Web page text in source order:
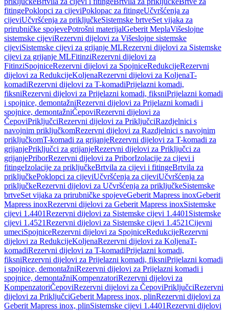
fitingePoklopci za cijeviPoklopac za fitingeUčvršćenja za
cijeviUčvršćenja za priključkeSistemske brtveSet vijaka za
prirubničke spojevePotrošni materijalGeberit MeplaVišeslojne
sistemske cijeviRezervni dijelovi za Višeslojne sistemske
cijeviSistemske cijevi za grijanje MLRezervni dijelovi za Sistemske
cijevi za grijanje MLFitinziRezervni dijelovi za
FitinziSpojniceRezervni dijelovi za SpojniceRedukcijeRezervni
dijelovi za RedukcijeKoljenaRezervni dijelovi za KoljenaT-
komadiRezervni dijelovi za T-komadiPrijelazni komadi,
fiksniRezervni dijelovi za Prijelazni komadi, fiksniPrijelazni komadi
i spojnice, demontažniRezervni dijelovi za Prijelazni komadi i
spojnice, demontažniČepoviRezervni dijelovi za
ČepoviPriključciRezervni dijelovi za PriključciRazdjelnici s
navojnim priključkomRezervni dijelovi za Razdjelnici s navojnim
priključkomT-komadi za grijanjeRezervni dijelovi za T-komadi za
grijanjePriključci za grijanjeRezervni dijelovi za Priključci za
grijanjePriborRezervni dijelovi za PriborIzolacije za cijevi i
fitingeIzolacije za priključkeBrtvila za cijevi i fitingeBrtvila za
priključkePoklopci za cijeviUčvršćenja za cijeviUčvršćenja za
priključkeRezervni dijelovi za Učvršćenja za priključkeSistemske
brtveSet vijaka za prirubničke spojeveGeberit Mapress inoxGeberit
Mapress inoxRezervni dijelovi za Geberit Mapress inoxSistemske
cijevi 1.4401Rezervni dijelovi za Sistemske cijevi 1.4401 Sistemske
cijevi 1.4521Rezervni dijelovi za Sistemske cijevi 1.4521Cijevni
umeciSpojniceRezervni dijelovi za SpojniceRedukcijeRezervni
dijelovi za RedukcijeKoljenaRezervni dijelovi za KoljenaT-
komadiRezervni dijelovi za T-komadiPrijelazni komadi,
fiksniRezervni dijelovi za Prijelazni komadi, fiksniPrijelazni komadi
i spojnice, demontažniRezervni dijelovi za Prijelazni komadi i
spojnice, demontažniKompenzatoriRezervni dijelovi za
KompenzatoriČepoviRezervni dijelovi za ČepoviPriključciRezervni
dijelovi za PriključciGeberit Mapress inox, plinRezervni dijelovi za
Geberit Mapress inox, plinSistemske cijevi 1.4401Rezervni dijelovi